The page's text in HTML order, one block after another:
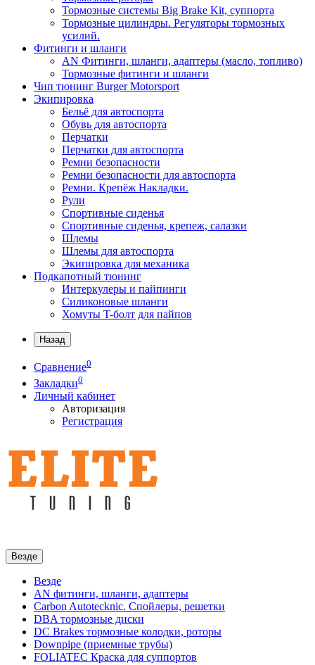
Тормозные системы Big Brake Kit, суппорта
Тормозные цилиндры. Регуляторы тормозных
усилий.
Фитинги и шланги
AN Фитинги, шланги, адаптеры (масло, топливо)
Тормозные фитинги и шланги
Чип тюнинг Burger Motorsport
Экипировка
Бельё для автоспорта
Обувь для автоспорта
Перчатки
Перчатки для автоспорта
Ремни безопасности
Ремни безопасности для автоспорта
Ремни. Крепёж Накладки.
Рули
Спортивные сиденья
Спортивные сиденья, крепеж, салазки
Шлемы
Шлемы для автоспорта
Экипировка для механика
Подкапотный тюнинг
Интеркулеры и пайпинги
Силиконовые шланги
Хомуты T-болт для пайпов
Назад
Сравнение0
Закладки0
Личный кабинет
Авторизация
Регистрация
Везде
Везде
AN фитинги, шланги, адаптеры
Carbon Autotecknic. Спойлеры, решетки
DBA тормозные диски
DC Brakes тормозные колодки, роторы
Downpipe (приемные трубы)
FOLIATEC Краска для суппортов